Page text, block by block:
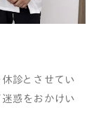
診とさせてい
惑をおかけい